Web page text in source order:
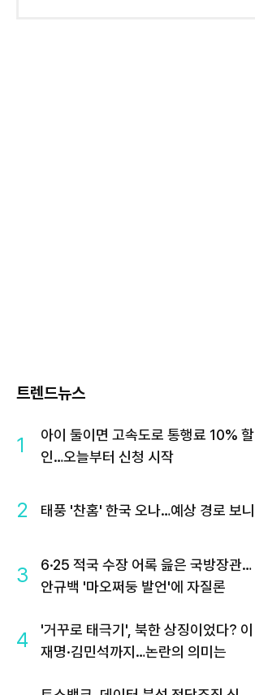
트렌드뉴스
1
아이 둘이면 고속도로 통행료 10% 할
인…오늘부터 신청 시작
2 태풍 '찬홈' 한국 오나…예상 경로 보니
3
6·25 적국 수장 어록 읊은 국방장관…
안규백 '마오쩌둥 발언'에 자질론
4
'거꾸로 태극기', 북한 상징이었다? 이
재명·김민석까지…논란의 의미는